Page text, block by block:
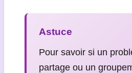
Astuce
Pour savoir si un
partage ou un